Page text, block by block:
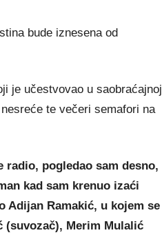
bude iznesena od
je učestvovao u saobraćajnoj
te večeri semafori na
pogledao sam desno,
kad sam krenuo izaći
Ramakić, u kojem se
(suvozač), Merim Mulalić